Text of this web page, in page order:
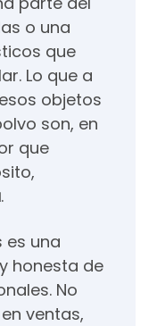
o una
que
Lo que a
objetos
son, en
que
.
es una
honesta de
No
ventas,